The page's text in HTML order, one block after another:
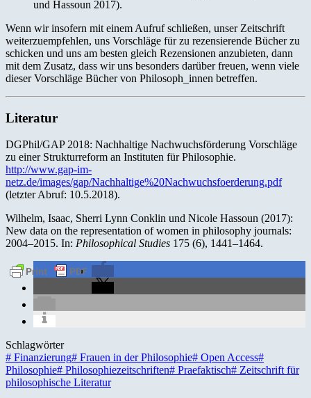
und Hassoun 2017).
Wenn wir insofern mit einem Aufruf schließen, unser Zeitschrift
weiterzuempfehlen, uns Vorschläge für zu rezensierende Bücher zu
schicken und uns am besten gleich Rezensionen anzubieten, dann
mit dem Zusatz, dass wir uns besonders darüber freuen, wenn viele
dieser Vorschläge Bücher von Philosoph_innen betreffen.
Literatur
DGPhil/GAP 2018: Nachhaltige Nachwuchsförderung Vorschläge
zu einer Strukturreform an Instituten für Philosophie.
http://www.gap-im-
netz.de/images/gap/Nachhaltige%20Nachwuchsfoerderung.pdf
(letzter Abruf: 10.5.2018).
Wilhelm, Isaac, Sherri Lynn Conklin und Nicole Hassoun (2017):
New data on the representation of women in philosophy journals:
2004–2015. In: Philosophical Studies 175 (6), 1441–1464.
Schlagwörter
# Finanzierung# Frauen in der Philosophie# Open Access#
Philosophie# Philosophiezeitschriften# Praefaktisch# Zeitschrift für
philosophische Literatur